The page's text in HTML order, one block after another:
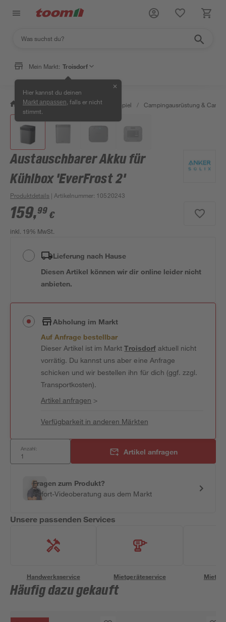
Mein Markt: Troisdorf
Hier kannst du deinen
Markt anpassen , falls er nicht
stimmt.
✕
/ Garten & Freizeit / Outdoor & Spiel / Campingausrüstung &
Austauschbarer Akku für
Kühlbox 'EverFrost 2'
Produktdetails | Artikelnummer: 10520243
159,99 €
inkl. 19% MwSt.
Lieferung nach Hause
Diesen Artikel können wir dir online leider nicht
anbieten.
Abholung im Markt
Auf Anfrage bestellbar
Dieser Artikel ist im MarktTroisdorfaktuell nicht
vorrätig. Du kannst uns aber eine Anfrage
schicken und wir bestellen ihn für dich (ggf. zzgl.
Transportkosten).
Artikel anfragen >
Verfügbarkeit in anderen Märkten
Anzahl: Artikel anfragen
Fragen zum Produkt?
Sofort-Videoberatung aus dem Markt
Unsere passenden Services
Handwerksservice Mietgeräteservice
Häufig dazu gekauft